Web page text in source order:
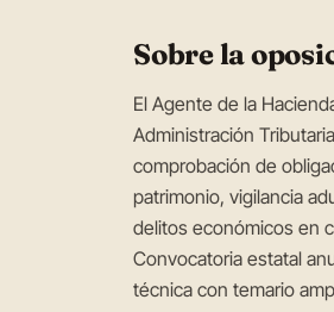
Sobre la
El Agente de la
Administración
comprobación de
patrimonio, vigilancia
delitos económicos en
Convocatoria estatal
técnica con temario